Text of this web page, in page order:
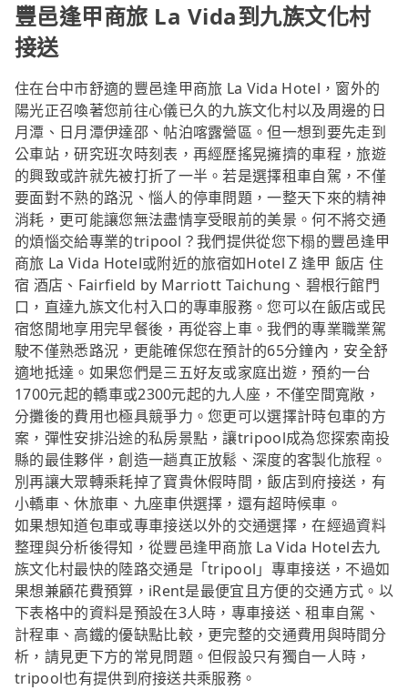
豐邑逢甲商旅 La Vida到九族文化村
接送
住在台中市舒適的豐邑逢甲商旅 La Vida Hotel，窗外的
陽光正召喚著您前往心儀已久的九族文化村以及周邊的日
月潭、日月潭伊達邵、帖泊喀露營區。但一想到要先走到
公車站，研究班次時刻表，再經歷搖晃擁擠的車程，旅遊
的興致或許就先被打折了一半。若是選擇租車自駕，不僅
要面對不熟的路況、惱人的停車問題，一整天下來的精神
消耗，更可能讓您無法盡情享受眼前的美景。何不將交通
的煩惱交給專業的tripool？我們提供從您下榻的豐邑逢甲
商旅 La Vida Hotel或附近的旅宿如Hotel Z 逢甲 飯店 住
宿 酒店、Fairfield by Marriott Taichung、碧根行館門
口，直達九族文化村入口的專車服務。您可以在飯店或民
宿悠閒地享用完早餐後，再從容上車。我們的專業職業駕
駛不僅熟悉路況，更能確保您在預計的65分鐘內，安全舒
適地抵達。如果您們是三五好友或家庭出遊，預約一台
1700元起的轎車或2300元起的九人座，不僅空間寬敞，
分攤後的費用也極具競爭力。您更可以選擇計時包車的方
案，彈性安排沿途的私房景點，讓tripool成為您探索南投
縣的最佳夥伴，創造一趟真正放鬆、深度的客製化旅程。
別再讓大眾轉乘耗掉了寶貴休假時間，飯店到府接送，有
小轎車、休旅車、九座車供選擇，還有超時候車。
如果想知道包車或專車接送以外的交通選擇，在經過資料
整理與分析後得知，從豐邑逢甲商旅 La Vida Hotel去九
族文化村最快的陸路交通是「tripool」專車接送，不過如
果想兼顧花費預算，iRent是最便宜且方便的交通方式。以
下表格中的資料是預設在3人時，專車接送、租車自駕、
計程車、高鐵的優缺點比較，更完整的交通費用與時間分
析，請見更下方的常見問題。但假設只有獨自一人時，
tripool也有提供到府接送共乘服務。